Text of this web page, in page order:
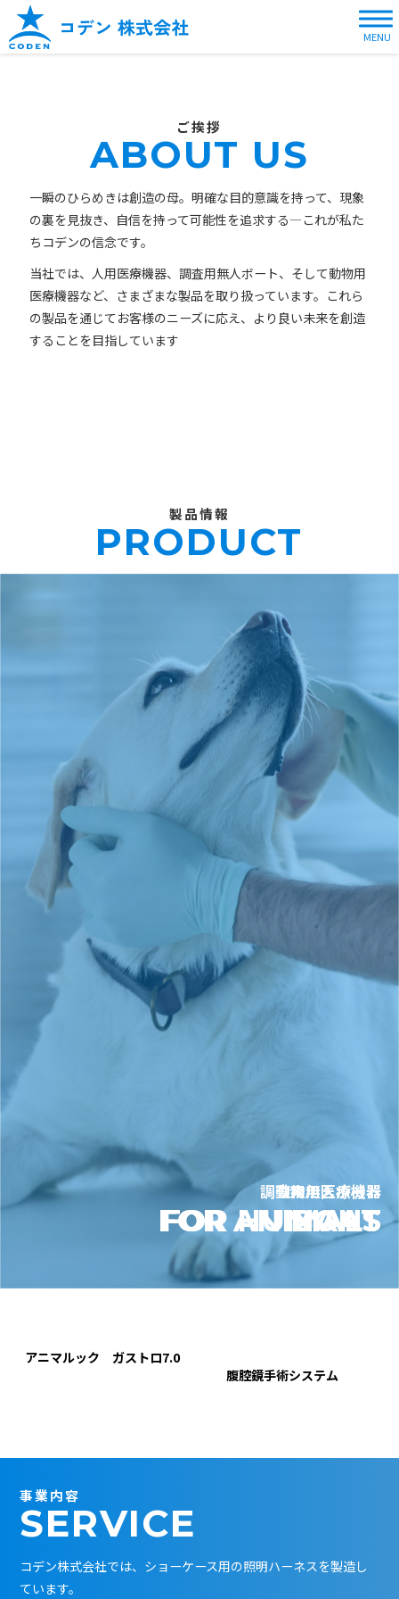
MENU
ご挨拶
ABOUT US
一瞬のひらめきは創造の母。明確な目的意識を持って、現象
の裏を見抜き、自信を持って可能性を追求する—これが私た
ちコデンの信念です。
当社では、人用医療機器、調査用無人ボート、そして動物用
医療機器など、さまざまな製品を取り扱っています。これら
の製品を通じてお客様のニーズに応え、より良い未来を創造
することを目指しています
製品情報
PRODUCT
動物用医療機器
FOR ANIMALS
人用医療機器
FOR HUMANS
調査用無人ボート
BOAT
アニマルック ガストロ7.0
腹腔鏡手術システム
事業内容
SERVICE
コデン株式会社では、ショーケース用の照明ハーネスを製造し
ています。